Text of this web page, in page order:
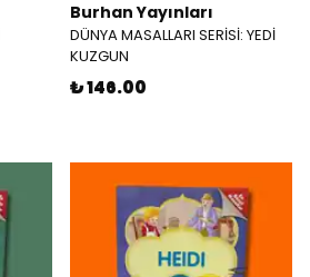
Burhan Yayınları
DÜNYA MASALLARI SERİSİ: YEDİ
KUZGUN
₺ 146.00